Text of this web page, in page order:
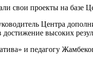
свои проекты на базе
Центра
высоких
и педагогу